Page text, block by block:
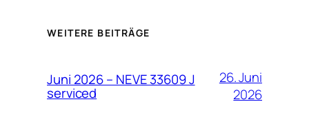
WEITERE BEITRÄGE
Juni 2026 – NEVE 33609 J
serviced
26. Juni
2026